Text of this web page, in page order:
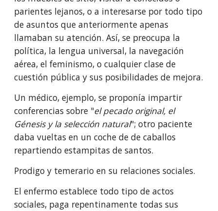
parientes lejanos, o a interesarse por todo tipo
de asuntos que anteriormente apenas
llamaban su atención. Así, se preocupa la
política, la lengua universal, la navegación
aérea, el feminismo, o cualquier clase de
cuestión pública y sus posibilidades de mejora.
Un médico, ejemplo, se proponía impartir
conferencias sobre "el pecado original, el
Génesis y la selección natural"; otro paciente
daba vueltas en un coche de de caballos
repartiendo estampitas de santos.
Prodigo y temerario en su relaciones sociales.
El enfermo establece todo tipo de actos
sociales, paga repentinamente todas sus